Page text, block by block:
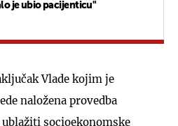
je ubio pacijenticu"
Vlade kojim je
naložena provedba
socioekonomske